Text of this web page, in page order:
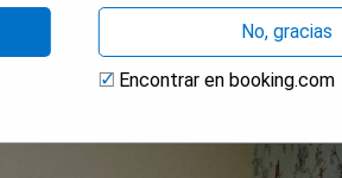
No, gracias
Encontrar en booking.com